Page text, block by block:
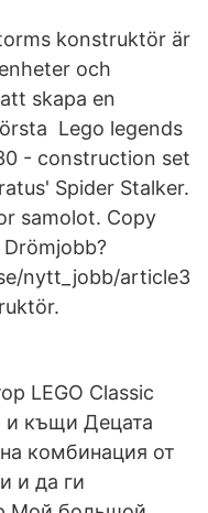
konstruktör är
och
skapa en
Lego legends
- construction set
Spider Stalker.
samolot. Copy
nytt_jobb/article3
LEGO Classic
и къщи Децата
комбинация от
и да ги